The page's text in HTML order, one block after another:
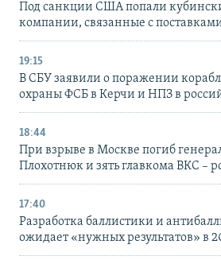
Под санкции США попали
компании, связанные с
19:15
В СБУ заявили о поражении
охраны ФСБ в Керчи и НПЗ в
18:44
При взрыве в Москве погиб
Плохотнюк и зять главкома ВКС –
17:40
Разработка баллистики и
ожидает «нужных результатов» в